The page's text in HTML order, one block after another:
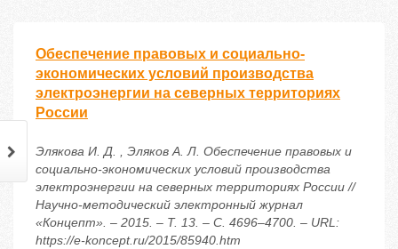
Обеспечение правовых и социально-
экономических условий производства
электроэнергии на северных территориях
России
Элякова И. Д. , Эляков А. Л. Обеспечение правовых и
социально-экономических условий производства
электроэнергии на северных территориях России //
Научно-методический электронный журнал
«Концепт». – 2015. – Т. 13. – С. 4696–4700. – URL:
https://e-koncept.ru/2015/85940.htm